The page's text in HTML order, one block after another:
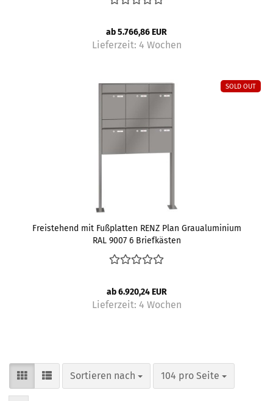
ab 5.766,86 EUR
Lieferzeit: 4 Wochen
SOLD OUT
Freistehend mit Fußplatten RENZ Plan Graualuminium
RAL 9007 6 Briefkästen
ab 6.920,24 EUR
Lieferzeit: 4 Wochen
Sortieren nach
Sortieren nach 104 pro Seite
pro Seite